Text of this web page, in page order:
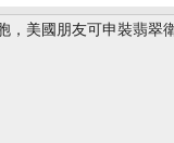
，美國朋友可申裝翡翠